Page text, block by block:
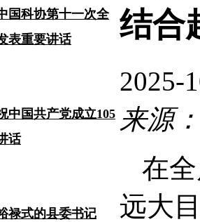
国科协第十一次全
表重要讲话
中国共产党成立105
话
禄式的县委书记
结合
2025-
来源
在
远大